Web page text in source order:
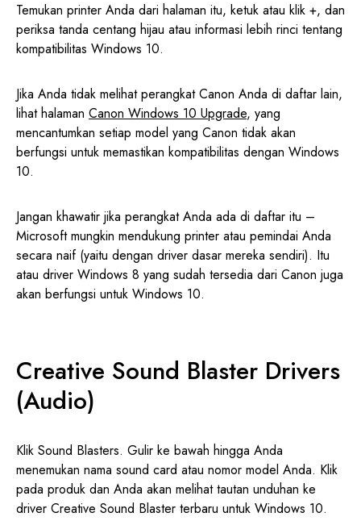
Temukan printer Anda dari halaman itu, ketuk atau klik +, dan
periksa tanda centang hijau atau informasi lebih rinci tentang
kompatibilitas Windows 10.
Jika Anda tidak melihat perangkat Canon Anda di daftar lain,
lihat halaman Canon Windows 10 Upgrade, yang
mencantumkan setiap model yang Canon tidak akan
berfungsi untuk memastikan kompatibilitas dengan Windows
10.
Jangan khawatir jika perangkat Anda ada di daftar itu –
Microsoft mungkin mendukung printer atau pemindai Anda
secara naif (yaitu dengan driver dasar mereka sendiri). Itu
atau driver Windows 8 yang sudah tersedia dari Canon juga
akan berfungsi untuk Windows 10.
Creative Sound Blaster Drivers
(Audio)
Klik Sound Blasters. Gulir ke bawah hingga Anda
menemukan nama sound card atau nomor model Anda. Klik
pada produk dan Anda akan melihat tautan unduhan ke
driver Creative Sound Blaster terbaru untuk Windows 10.